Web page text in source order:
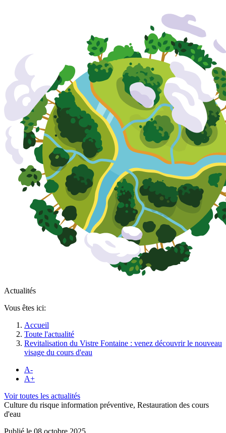
Actualités
Vous êtes ici:
Accueil
Toute l'actualité
Revitalisation du Vistre Fontaine : venez découvrir le nouveau
visage du cours d'eau
A-
A+
Voir toutes les actualités
Culture du risque information préventive, Restauration des cours
d'eau
Publié le 08 octobre 2025